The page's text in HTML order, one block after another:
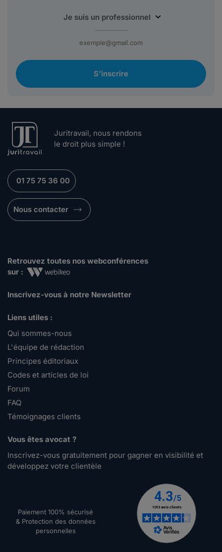
S'inscrire
Juritravail, nous rendons
le droit plus simple !
01 75 75 36 00
Nous contacter
Retrouvez toutes nos webconférences
sur :
Inscrivez-vous à notre Newsletter
Liens utiles :
Qui sommes-nous
L'équipe de rédaction
Principes éditoriaux
Codes et articles de loi
Forum
FAQ
Témoignages clients
Vous êtes avocat ?
Inscrivez-vous gratuitement pour gagner en visibilité et
développez votre clientèle
Paiement 100% sécurisé
& Protection des données
personnelles